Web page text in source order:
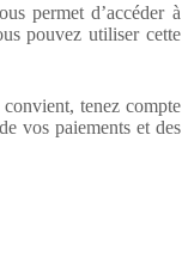
permet d’accéder à
pouvez utiliser cette
tenez compte
vos paiements et des